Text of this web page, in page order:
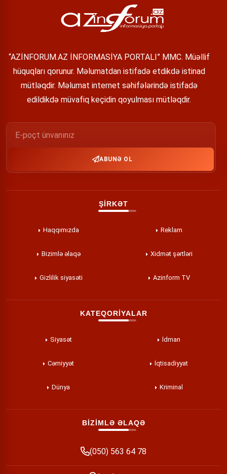
“AZİNFORUM.AZ İNFORMASİYA PORTALI” MMC. Müəllif
hüquqları qorunur. Məlumatdan istifadə etdikdə istinad
mütləqdir. Məlumat internet səhifələrində istifadə
edildikdə müvafiq keçidin qoyulması mütləqdir.
ABUNƏ OL
ŞİRKƏT
Haqqımızda Reklam
Bizimlə əlaqə Xidmət şərtləri
Gizlilik siyasəti Azinform TV
KATEQORİYALAR
Siyasət İdman
Cəmiyyət İqtisadiyyat
Dünya Kriminal
BİZİMLƏ ƏLAQƏ
(050) 563 64 78